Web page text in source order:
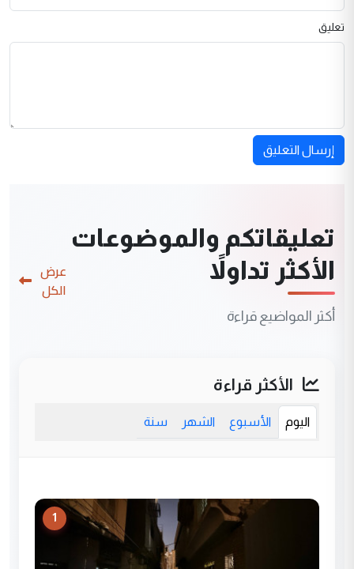
تعليق
إرسال التعليق
تعليقاتكم والموضوعات
الأكثر تداولاً
أكثر المواضيع قراءة
عرض
الكل
الأكثر قراءة
اليوم الأسبوع الشهر سنة
1